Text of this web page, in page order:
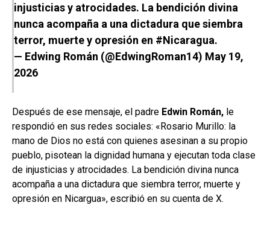
injusticias y atrocidades. La bendición divina
nunca acompaña a una dictadura que siembra
terror, muerte y opresión en #Nicaragua.
— Edwing Román (@EdwingRoman14) May 19,
2026
Después de ese mensaje, el padre Edwin Román, le
respondió en sus redes sociales: «Rosario Murillo: la
mano de Dios no está con quienes asesinan a su propio
pueblo, pisotean la dignidad humana y ejecutan toda clase
de injusticias y atrocidades. La bendición divina nunca
acompaña a una dictadura que siembra terror, muerte y
opresión en Nicargua», escribió en su cuenta de X.